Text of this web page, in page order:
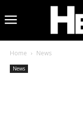
Home News
News